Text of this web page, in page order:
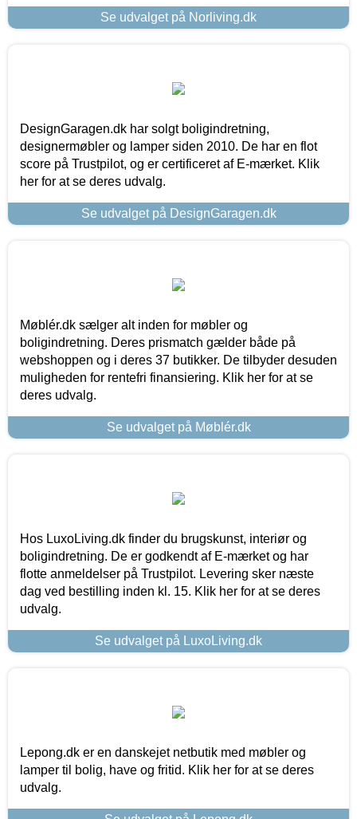
Se udvalget på Norliving.dk
DesignGaragen.dk har solgt boligindretning,
designermøbler og lamper siden 2010. De har en flot
score på Trustpilot, og er certificeret af E-mærket. Klik
her for at se deres udvalg.
Se udvalget på DesignGaragen.dk
Møblér.dk sælger alt inden for møbler og
boligindretning. Deres prismatch gælder både på
webshoppen og i deres 37 butikker. De tilbyder desuden
muligheden for rentefri finansiering. Klik her for at se
deres udvalg.
Se udvalget på Møblér.dk
Hos LuxoLiving.dk finder du brugskunst, interiør og
boligindretning. De er godkendt af E-mærket og har
flotte anmeldelser på Trustpilot. Levering sker næste
dag ved bestilling inden kl. 15. Klik her for at se deres
udvalg.
Se udvalget på LuxoLiving.dk
Lepong.dk er en danskejet netbutik med møbler og
lamper til bolig, have og fritid. Klik her for at se deres
udvalg.